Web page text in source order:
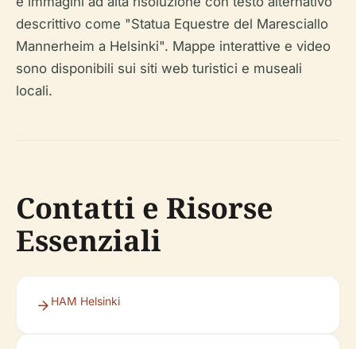
descrittivo come "Statua Equestre del Maresciallo
Mannerheim a Helsinki". Mappe interattive e video
sono disponibili sui siti web turistici e museali
locali.
Contatti e Risorse
Essenziali
HAM Helsinki